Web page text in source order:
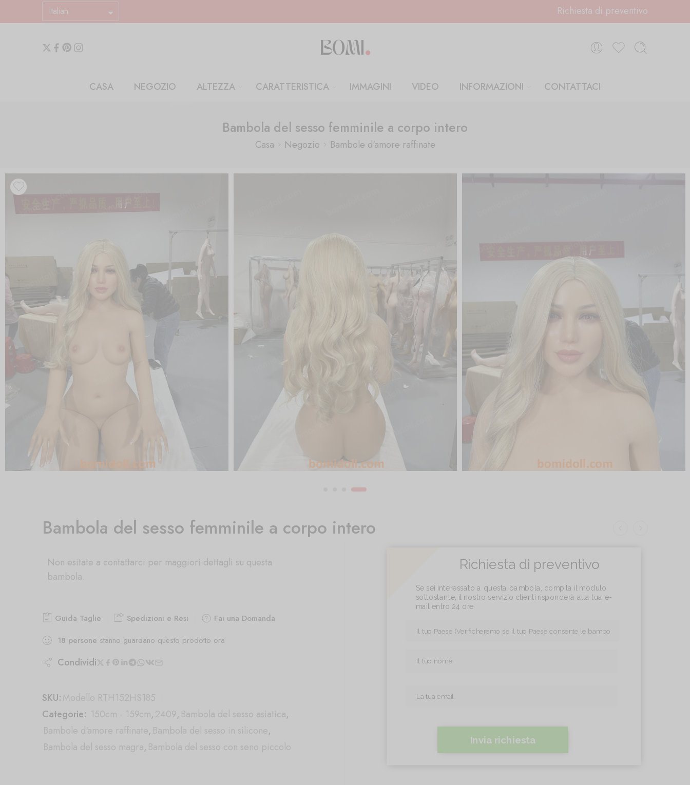
Italian Richiesta di preventivo
CASA NEGOZIO ALTEZZA CARATTERISTICA IMMAGINI VIDEO INFORMAZIONI CONTATTACI
Bambola del sesso femminile a corpo intero
Casa Negozio Bambole d'amore raffinate
Bambola del sesso femminile a corpo intero
Non esitate a contattarci per maggiori dettagli su questa
bambola.
Guida Taglie Spedizioni e Resi
Fai una Domanda
18 persone stanno guardano questo prodotto ora
Condividi
SKU:Modello RTH152HS185
Categorie: 150cm - 159cm,2409, Bambola del sesso asiatica,
Bambole d'amore raffinate, Bambola del sesso in silicone,
Bambola del sesso magra, Bambola del sesso con seno piccolo
Richiesta di preventivo
Se sei interessato a questa bambola, compila il modulo
sottostante, il nostro servizio clienti risponderà alla tua e-
mail entro 24 ore
Invia richiesta